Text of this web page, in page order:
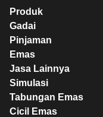
Produk
Gadai
Pinjaman
Emas
Jasa Lainnya
Simulasi
Tabungan Emas
Cicil Emas